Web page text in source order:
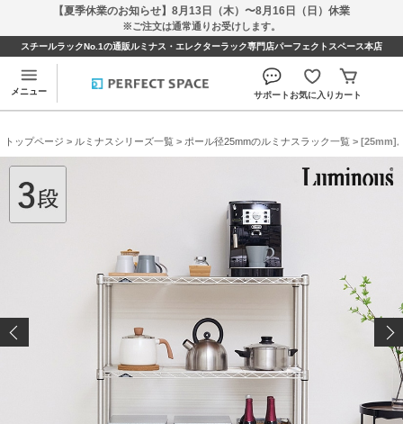
【夏季休業のお知らせ】8月13日（木）〜8月16日（日）休業
※ご注文は通常通りお受けします。
スチールラックNo.1の通販ルミナス・エレクターラック専門店パーフェクトスペース本店
メニュー サポートお気に入り カート
トップページ > ルミナスシリーズ一覧 > ポール径25mmのルミナスラック一覧 > [25mm]